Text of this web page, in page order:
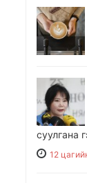
суулгана
12